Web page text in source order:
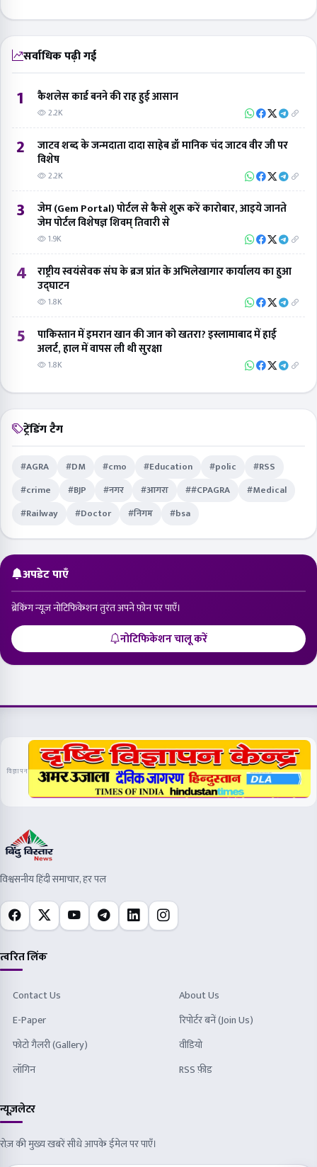
सर्वाधिक पढ़ी गई
1 कैशलेस कार्ड बनने की राह हुई आसान
2.2K
2
जाटव शब्द के जन्मदाता दादा साहेब डॉ मानिक चंद जाटव वीर जी पर
विशेष
2.2K
3
जेम (Gem Portal) पोर्टल से कैसे शुरू करें कारोबार, आइये जानते
जेम पोर्टल विशेषज्ञ शिवम् तिवारी से
1.9K
4
राष्ट्रीय स्वयंसेवक संघ के ब्रज प्रांत के अभिलेखागार कार्यालय का हुआ
उद्घाटन
1.8K
5
पाकिस्तान में इमरान खान की जान को खतरा? इस्लामाबाद में हाई
अलर्ट, हाल में वापस ली थी सुरक्षा
1.8K
ट्रेंडिंग टैग
#AGRA #DM #cmo #Education #polic
#RSS
#crime
#BJP #नगर #आगरा ##CPAGRA
#Medical
#Railway
#Doctor #निगम #bsa
अपडेट पाएँ
ब्रेकिंग न्यूज़ नोटिफिकेशन तुरंत अपने फ़ोन पर पाएँ।
नोटिफिकेशन चालू करें
विज्ञापन
विश्वसनीय हिंदी समाचार, हर पल
त्वरित लिंक
Contact Us
About Us
E-Paper
रिपोर्टर बनें (Join Us)
फोटो गैलरी (Gallery)
वीडियो
लॉगिन
RSS फ़ीड
न्यूज़लेटर
रोज़ की मुख्य खबरें सीधे आपके ईमेल पर पाएँ।